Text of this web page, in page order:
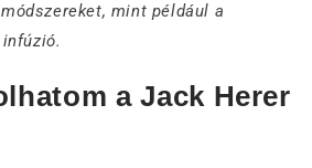
mint például a
a Jack Herer